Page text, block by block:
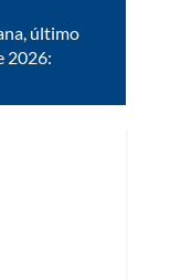
último
2026: